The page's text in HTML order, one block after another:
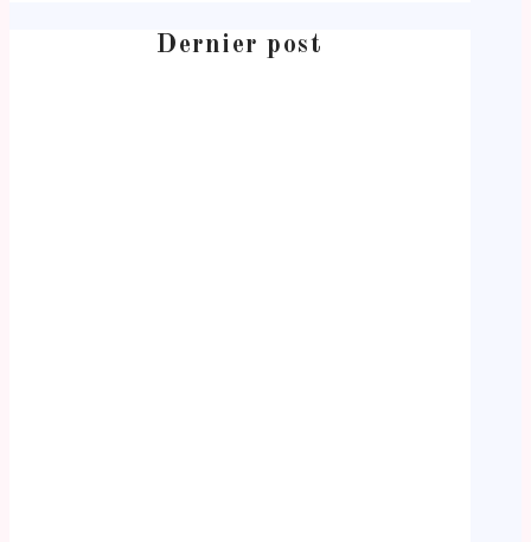
Dernier post